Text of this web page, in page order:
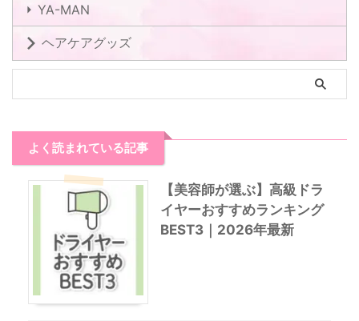
YA-MAN
ヘアケアグッズ
よく読まれている記事
【美容師が選ぶ】高級ドラ
イヤーおすすめランキング
BEST3｜2026年最新